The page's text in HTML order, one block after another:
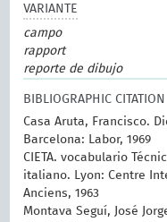
VARIANTE
campo
rapport
reporte de dibujo
BIBLIOGRAPHIC CITATION
Casa Aruta, Francisco.
Barcelona: Labor, 1969
CIETA. vocabulario
italiano. Lyon: Centre
Anciens, 1963
Montava Seguí, José